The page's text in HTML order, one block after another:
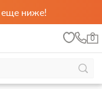
еще ниже!
0